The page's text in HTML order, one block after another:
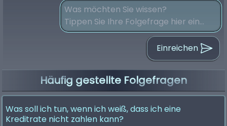
Einreichen
Häufig gestellte Folgefragen
Was soll ich tun, wenn ich weiß, dass ich eine
Kreditrate nicht zahlen kann?